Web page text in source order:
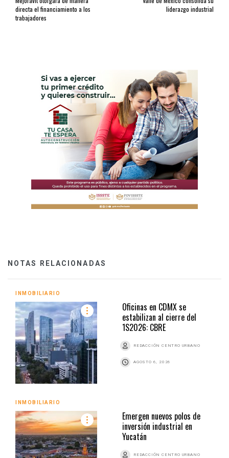
directa el financiamiento a los
trabajadores
liderazgo industrial
NOTAS RELACIONADAS
INMOBILIARIO
Oficinas en CDMX se
estabilizan al cierre del
1S2026: CBRE
REDACCIÓN CENTRO URBANO
AGOSTO 6, 2026
INMOBILIARIO
Emergen nuevos polos de
inversión industrial en
Yucatán
REDACCIÓN CENTRO URBANO